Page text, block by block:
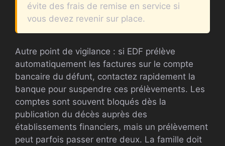
évite des frais de remise en service si
vous devez revenir sur place.
Autre point de vigilance : si EDF prélève
automatiquement les factures sur le compte
bancaire du défunt, contactez rapidement la
banque pour suspendre ces prélèvements. Les
comptes sont souvent bloqués dès la
publication du décès auprès des
établissements financiers, mais un prélèvement
peut parfois passer entre deux. La famille doit